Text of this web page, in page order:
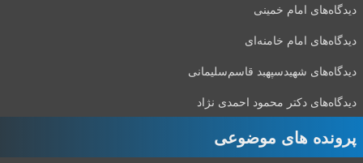
دیدگاه‌های امام خمینی
دیدگاه‌های امام خامنه‌ای
دیدگاه‌های شهید‌سپهبد قاسم‌سلیمانی
دیدگاه‌های دکتر محمود احمدی نژاد
پرونده های موضوعی